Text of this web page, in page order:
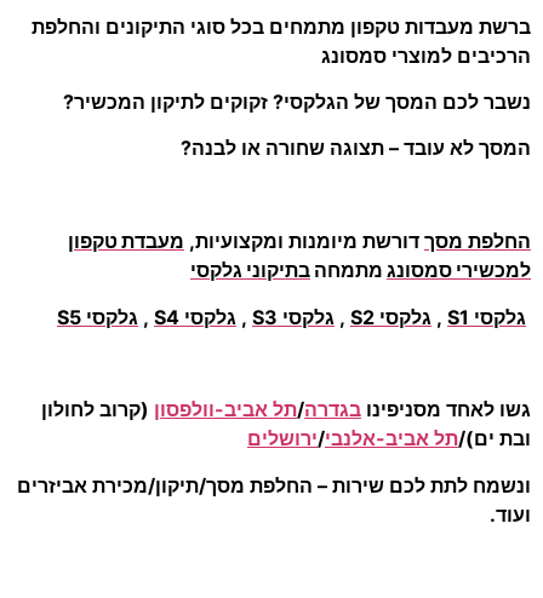
ברשת מעבדות טקפון מתמחים בכל סוגי התיקונים והחלפת
הרכיבים למוצרי סמסונג
נשבר לכם המסך של הגלקסי? זקוקים לתיקון המכשיר?
המסך לא עובד – תצוגה שחורה או לבנה?
החלפת מסך דורשת מיומנות ומקצועיות, מעבדת טקפון
למכשירי סמסונג מתמחה בתיקוני גלקסי
גלקסי S1
, גלקסי S2 , גלקסי S3 , גלקסי S4 , גלקסי S5
גשו לאחד מסניפינו בגדרה/תל אביב-וולפסון (קרוב לחולון
ובת ים)/תל אביב-אלנבי/ירושלים
ונשמח לתת לכם שירות – החלפת מסך/תיקון/מכירת אביזרים
ועוד.